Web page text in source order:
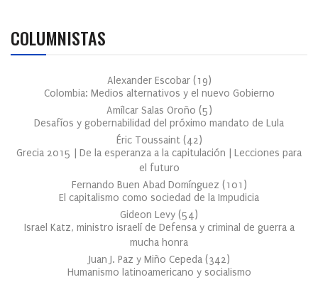
COLUMNISTAS
Alexander Escobar (19)
Colombia: Medios alternativos y el nuevo Gobierno
Amílcar Salas Oroño (5)
Desafíos y gobernabilidad del próximo mandato de Lula
Éric Toussaint (42)
Grecia 2015 | De la esperanza a la capitulación | Lecciones para
el futuro
Fernando Buen Abad Domínguez (101 )
El capitalismo como sociedad de la Impudicia
Gideon Levy (54)
Israel Katz, ministro israelí de Defensa y criminal de guerra a
mucha honra
Juan J. Paz y Miño Cepeda (342)
Humanismo latinoamericano y socialismo